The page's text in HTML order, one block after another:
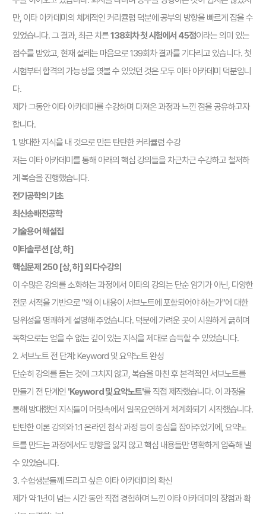
만, 이타 아카데미의 체계적인 커리큘럼 덕분에 공부의 방향을 빠르게 잡을 수
있었습니다. 그 결과, 최근 치른138회차 첫 시험에서 45점이라는 의미 있는
점수를 받았고, 현재 설레는 마음으로 139회차 결과를 기다리고 있습니다. 첫
시험부터 합격의 가능성을 엿볼 수 있었던 것은 모두 이타 아카데미 덕분입니
다.
제가 그동안 이타 아카데미를 수강하며 다져온 과정과 느낀 점을 공유하고자
합니다.
1. 방대한 지식을 내 것으로 만든 탄탄한 커리큘럼 수강
저는 이타 아카데미를 통해 아래의 핵심 강의들을 차근차근 수강하고 철저하
게 복습을 진행했습니다.
전기공학의 기초
최신송배전공학
기술용어 해설집
이타솔루션 [상, 하]
핵심문제 250 [상, 하] 외 다수강의
이 수많은 강의를 소화하는 과정에서 이타의 강의는 단순 암기가 아닌, 다양한
전문 서적을 기반으로 "왜 이 내용이 서브노트에 포함되어야 하는가"에 대한
당위성을 명쾌하게 설명해 주었습니다. 덕분에 가려운 곳이 시원하게 긁히며
독학으로는 얻을 수 없는 깊이 있는 지식을 제대로 습득할 수 있었습니다.
2. 서브노트 전 단계: Keyword 및 요약노트 완성
단순히 강의를 듣는 것에 그치지 않고, 복습을 마친 후 본격적인 서브노트를
만들기 전 단계인 'Keyword 및 요약노트'를 직접 제작했습니다. 이 과정을
통해 방대했던 지식들이 머릿속에서 일목요연하게 체계화되기 시작했습니다.
탄탄한 이론 강의와 1:1 온라인 첨삭 과정 등이 중심을 잡아주었기에, 요약노
트를 만드는 과정에서도 방향을 잃지 않고 핵심 내용들만 명확하게 압축해 낼
수 있었습니다.
3. 수험생분들께 드리고 싶은 이타 아카데미의 확신
제가 약 1년이 넘는 시간 동안 직접 경험하며 느낀 이타 아카데미의 장점과 확